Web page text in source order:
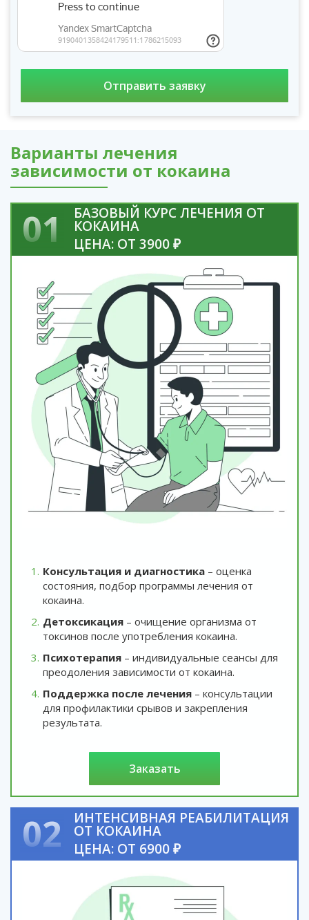
Варианты лечения
зависимости от кокаина
01 БАЗОВЫЙ КУРС ЛЕЧЕНИЯ ОТ
КОКАИНА
ЦЕНА: ОТ 3900 ₽
Консультация и диагностика – оценка
состояния, подбор программы лечения от
кокаина.
Детоксикация – очищение организма от
токсинов после употребления кокаина.
Психотерапия – индивидуальные сеансы для
преодоления зависимости от кокаина.
Поддержка после лечения – консультации
для профилактики срывов и закрепления
результата.
заказать
02 ИНТЕНСИВНАЯ РЕАБИЛИТАЦИЯ
ОТ КОКАИНА
ЦЕНА: ОТ 6900 ₽